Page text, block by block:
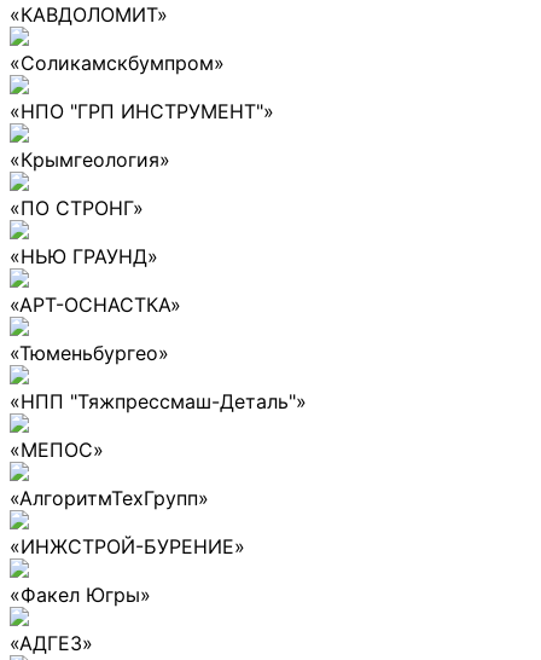
«КАВДОЛОМИТ»
«Соликамскбумпром»
«НПО "ГРП ИНСТРУМЕНТ"»
«Крымгеология»
«ПО СТРОНГ»
«НЬЮ ГРАУНД»
«АРТ-ОСНАСТКА»
«Тюменьбургео»
«НПП "Тяжпрессмаш-Деталь"»
«МЕПОС»
«АлгоритмТехГрупп»
«ИНЖСТРОЙ-БУРЕНИЕ»
«Факел Югры»
«АДГЕЗ»